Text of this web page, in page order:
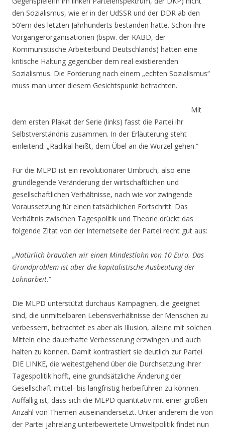
den Sozialismus, wie er in der UdSSR und der DDR ab den
50’ern des letzten Jahrhunderts bestanden hatte. Schon ihre
Vorgängerorganisationen (bspw. der KABD, der
Kommunistische Arbeiterbund Deutschlands) hatten eine
kritische Haltung gegenüber dem real existierenden
Sozialismus. Die Forderung nach einem „echten Sozialismus“
muss man unter diesem Gesichtspunkt betrachten.
Mit
dem ersten Plakat der Serie (links) fasst die Partei ihr
Selbstverständnis zusammen. In der Erläuterung steht
einleitend: „Radikal heißt, dem Übel an die Wurzel gehen.“
Für die MLPD ist ein revolutionärer Umbruch, also eine
grundlegende Veränderung der wirtschaftlichen und
gesellschaftlichen Verhältnisse, nach wie vor zwingende
Voraussetzung für einen tatsächlichen Fortschritt. Das
Verhältnis zwischen Tagespolitik und Theorie drückt das
folgende Zitat von der Internetseite der Partei recht gut aus:
„Natürlich brauchen wir einen Mindestlohn von 10 Euro. Das
Grundproblem ist aber die kapitalistische Ausbeutung der
Lohnarbeit.“
Die MLPD unterstützt durchaus Kampagnen, die geeignet
sind, die unmittelbaren Lebensverhältnisse der Menschen zu
verbessern, betrachtet es aber als Illusion, alleine mit solchen
Mitteln eine dauerhafte Verbesserung erzwingen und auch
halten zu können. Damit kontrastiert sie deutlich zur Partei
DIE LINKE, die weitestgehend über die Durchsetzung ihrer
Tagespolitik hofft, eine grundsätzliche Änderung der
Gesellschaft mittel- bis langfristig herbeiführen zu können.
Auffällig ist, dass sich die MLPD quantitativ mit einer großen
Anzahl von Themen auseinandersetzt. Unter anderem die von
der Partei jahrelang unterbewertete Umweltpolitik findet nun